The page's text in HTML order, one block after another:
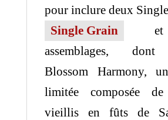
pour inclure deux
Single Grain
et
assemblages,
Blossom Harmony,
limitée composée
vieillis en fûts de